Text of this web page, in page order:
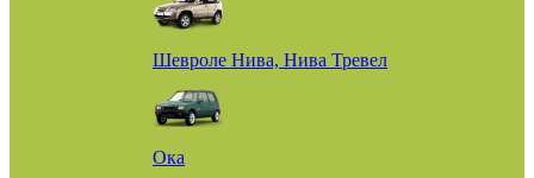
Шевроле Нива, Нива Тревел
Ока